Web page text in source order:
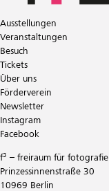
Ausstellungen
Veranstaltungen
Besuch
Tickets
Über uns
Förderverein
Newsletter
Instagram
Facebook
f³ – freiraum für fotografie
Prinzessinnenstraße 30
10969 Berlin